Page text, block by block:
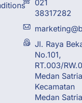
021
38317282
Jl. Raya
No.101,
RT.003/
Medan
Kecamatan
Medan